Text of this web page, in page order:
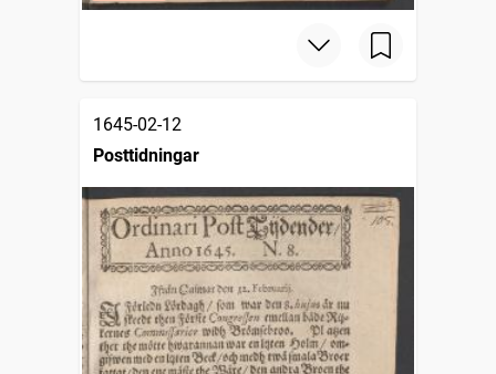
1645-02-12
Posttidningar